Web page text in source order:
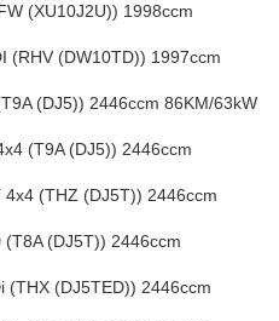
(XU10J2U)) 1998ccm
(RHV (DW10TD)) 1997ccm
(DJ5)) 2446ccm 86KM/63kW
(T9A (DJ5)) 2446ccm
(THZ (DJ5T)) 2446ccm
(DJ5T)) 2446ccm
(THX (DJ5TED)) 2446ccm